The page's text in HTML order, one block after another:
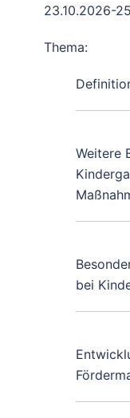
23.10.2026-
Thema:
Weitere
bei